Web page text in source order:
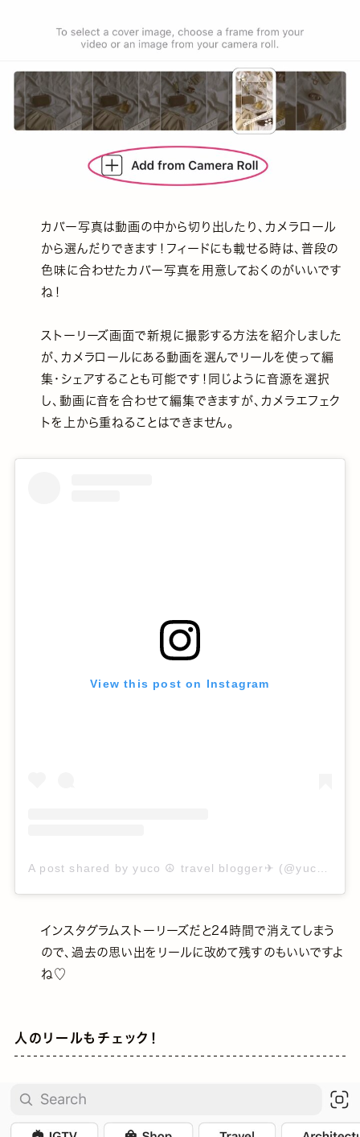
カバー写真は動画の中から切り出したり、カメラロール
から選んだりできます！フィードにも載せる時は、普段の
色味に合わせたカバー写真を用意しておくのがいいです
ね！
ストーリーズ画面で新規に撮影する方法を紹介しました
が、カメラロールにある動画を選んでリールを使って編
集・シェアすることも可能です！同じように音源を選択
し、動画に音を合わせて編集できますが、カメラエフェク
トを上から重ねることはできません。
View this post on Instagram
インスタグラムストーリーズだと24時間で消えてしまう
ので、過去の思い出をリールに改めて残すのもいいですよ
ね♡
人のリールもチェック！